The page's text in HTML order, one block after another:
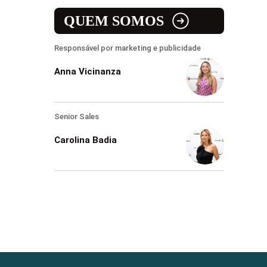
QUEM SOMOS
Responsável por marketing e publicidade
Anna Vicinanza
Senior Sales
Carolina Badia